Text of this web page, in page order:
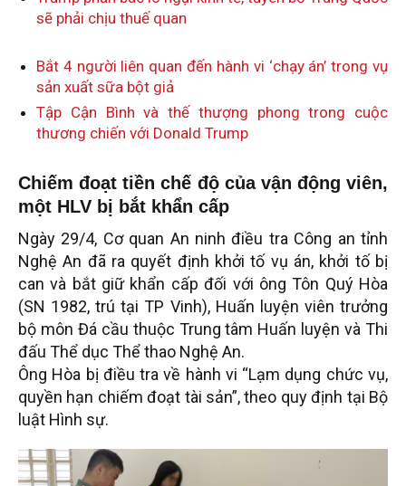
sẽ phải chịu thuế quan
Bắt 4 người liên quan đến hành vi ‘chạy án’ trong vụ
sản xuất sữa bột giả
Tập Cận Bình và thế thượng phong trong cuộc
thương chiến với Donald Trump
Chiếm đoạt tiền chế độ của vận động viên,
một HLV bị bắt khẩn cấp
Ngày 29/4, Cơ quan An ninh điều tra Công an tỉnh
Nghệ An đã ra quyết định khởi tố vụ án, khởi tố bị
can và bắt giữ khẩn cấp đối với ông Tôn Quý Hòa
(SN 1982, trú tại TP Vinh), Huấn luyện viên trưởng
bộ môn Đá cầu thuộc Trung tâm Huấn luyện và Thi
đấu Thể dục Thể thao Nghệ An.
Ông Hòa bị điều tra về hành vi “Lạm dụng chức vụ,
quyền hạn chiếm đoạt tài sản”, theo quy định tại Bộ
luật Hình sự.